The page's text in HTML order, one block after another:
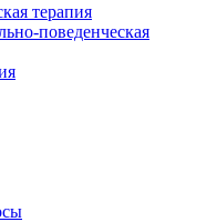
терапия
поведенческая